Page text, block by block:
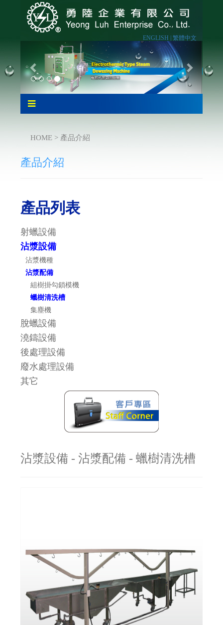
ENGLISH |繁體中文
HOME > 產品介紹
產品介紹
產品列表
射蠟設備
沾漿設備
沾漿機種
沾漿配備
組樹掛勾鎖模機
蠟樹清洗槽
集塵機
脫蠟設備
澆鑄設備
後處理設備
廢水處理設備
其它
沾漿設備 - 沾漿配備 - 蠟樹清洗槽